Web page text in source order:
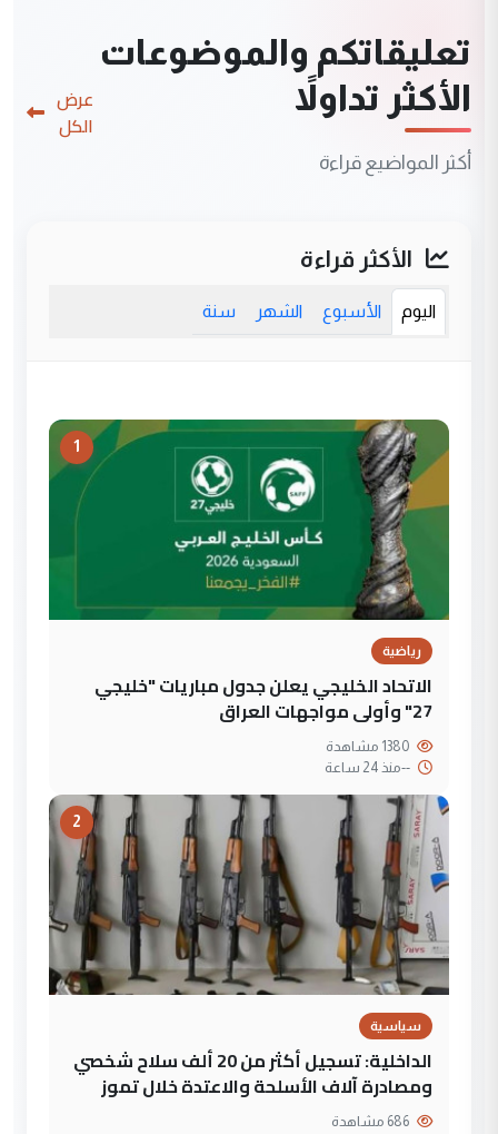
تعليقاتكم والموضوعات
الأكثر تداولاً
أكثر المواضيع قراءة
عرض
الكل
الأكثر قراءة
اليوم الأسبوع الشهر سنة
1
رياضية
الاتحاد الخليجي يعلن جدول مباريات "خليجي
27" وأولى مواجهات العراق
--منذ 24 ساعة
2
سياسية
الداخلية: تسجيل أكثر من 20 ألف سلاح شخصي
ومصادرة آلاف الأسلحة والاعتدة خلال تموز